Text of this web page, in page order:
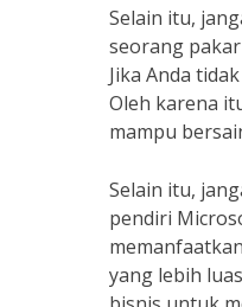
Selain itu,
seorang
Jika Anda
Oleh karena
mampu
Selain itu,
pendiri
yang lebih